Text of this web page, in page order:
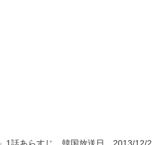
」1話あらすじ 韓国放送日 2013/12/2